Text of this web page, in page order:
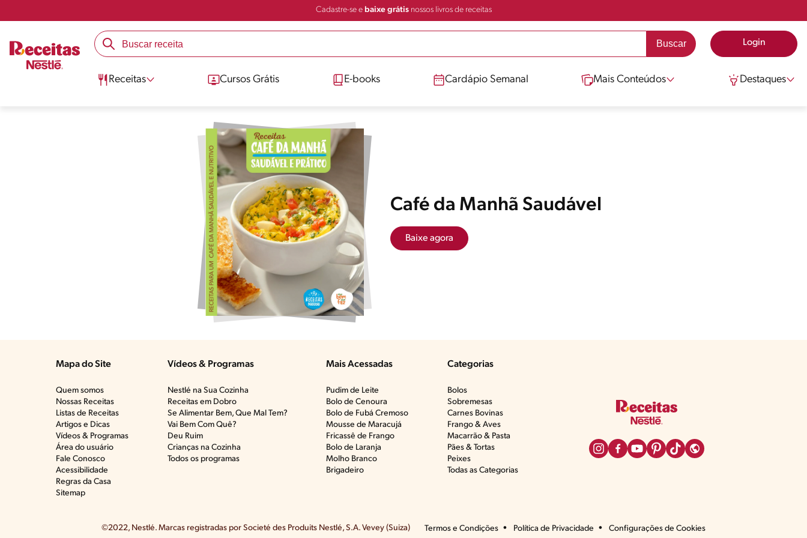
Cadastre-se e baixe grátisnossos livros de receitas
Login
Receitas Cursos Grátis E-books Cardápio Semanal Mais Conteúdos Destaques
Café da Manhã Saudável
Baixe agora
Mapa do Site
Quem somos
Nossas Receitas
Listas de Receitas​
Artigos e Dicas​
Vídeos & Programas​
Área do usuário
Fale Conosco
Acessibilidade
Regras da Casa
Sitemap
Vídeos & Programas​
Nestlé na Sua Cozinha
Receitas em Dobro
Se Alimentar Bem, Que Mal Tem?​
Vai Bem Com Quê?​
Deu Ruim​
Crianças na Cozinha​
Todos os programas
Mais Acessadas
Pudim de Leite
Bolo de Cenoura
Bolo de Fubá Cremoso
Mousse de Maracujá
Fricassê de Frango
Bolo de Laranja
Molho Branco
Brigadeiro
Categorias
Bolos
Sobremesas
Carnes Bovinas​
Frango & Aves​
Macarrão & Pasta​
Pães & Tortas​
Peixes
Todas as Categorias
©2022, Nestlé. Marcas registradas por Societé des Produits Nestlé, S.A. Vevey (Suiza) Termos e Condições Política de Privacidade Configurações de Cookies